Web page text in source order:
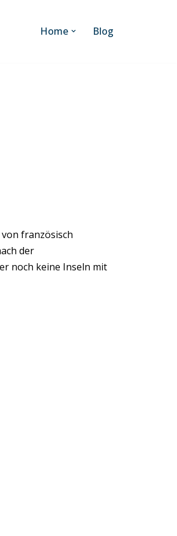
Home Blog
französisch
der
noch keine Inseln mit